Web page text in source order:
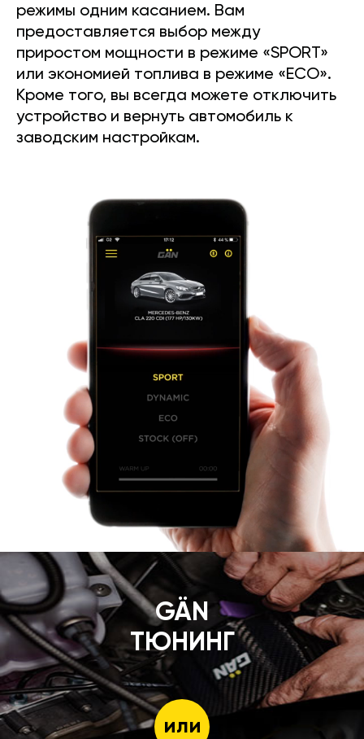
режимы одним касанием. Вам
предоставляется выбор между
приростом мощности в режиме «SPORT»
или экономией топлива в режиме «ECO».
Кроме того, вы всегда можете отключить
устройство и вернуть автомобиль к
заводским настройкам.
GÄN
ТЮНИНГ
или